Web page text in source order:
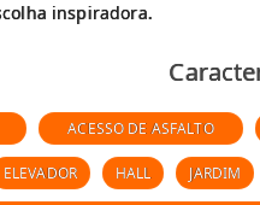
ACESSO DE ASFALTO
ELEVADOR HALL JARDIM